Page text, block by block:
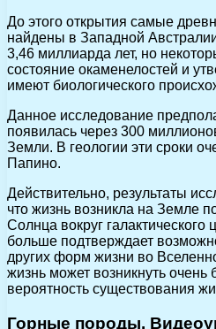
До этого открытия самые
найдены в Западной
3,46 миллиарда лет, но
состояние окаменелостей и
имеют биологического
Данное исследование
появилась через 300
Земли. В геологии эти сроки
Папино.
Действительно, результаты
что жизнь возникла на Земле
Солнца вокруг
больше подтверждает
других форм жизни во
жизнь может возникнуть очень
вероятность существования
Горные породы.